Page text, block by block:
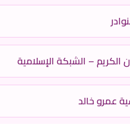
الكريم – الشبكة الإسلامية
عمرو خالد